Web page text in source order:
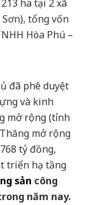
ha tại 2 xã
tổng vốn
Hòa Phú –
đã phê duyệt
và kinh
mở rộng (tỉnh
mở rộng
tỷ đồng,
triển hạ tầng
sản công
năm nay.